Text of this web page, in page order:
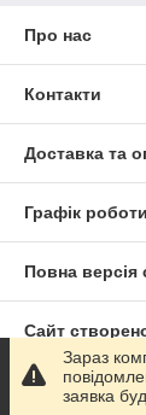
Про нас
Контакти
Доставка та
Графік роботи
Повна версія
Сайт
Політика
Зараз
заявка